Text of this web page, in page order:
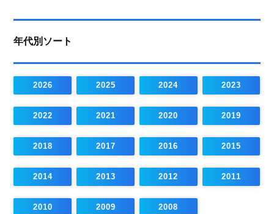
年代別ソート
2026 2025 2024 2023
2022 2021 2020 2019
2018 2017 2016 2015
2014 2013 2012 2011
2010 2009 2008